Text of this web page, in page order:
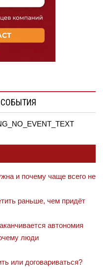
и почему чаще всего не
раньше, чем придёт
автономия
люди
или договариваться?